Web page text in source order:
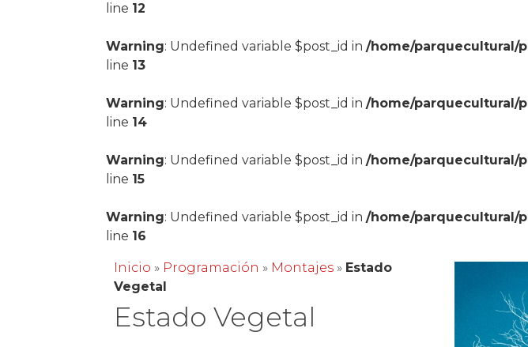
line 12
Warning: Undefined variable $post_id in/home/parquecultural/
line 13
Warning: Undefined variable $post_id in/home/parquecultural/
line 14
Warning: Undefined variable $post_id in/home/parquecultural/
line 15
Warning: Undefined variable $post_id in/home/parquecultural/
line 16
Inicio » Programación » Montajes » Estado
Vegetal
Estado Vegetal